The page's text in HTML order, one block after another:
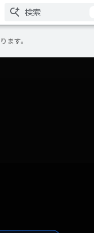
ます。